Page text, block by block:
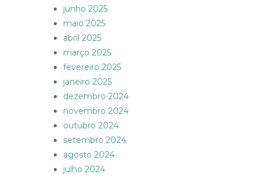
junho 2025
maio 2025
abril 2025
março 2025
fevereiro 2025
janeiro 2025
dezembro 2024
novembro 2024
outubro 2024
setembro 2024
agosto 2024
julho 2024